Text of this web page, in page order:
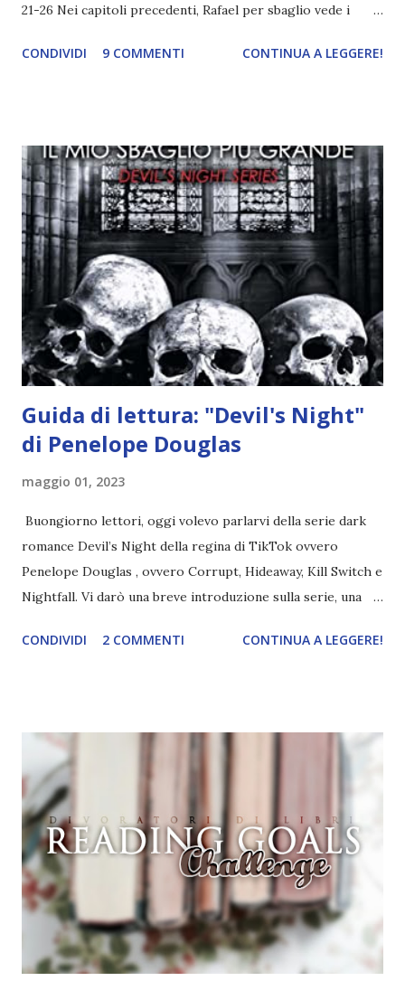
21-26 Nei capitoli precedenti, Rafael per sbaglio vede i
incontrano e Hesediel mostra loro come combattere i puri.
angelo puro, Elemiah. Ma, a differenza di cosa pensano,
l'angelo non ha intenzione di fare una strage, piuttosto è lì
per avvertili che Mikael non è più "l'angelo puro" che
credono e che potrebbe aver ucciso altri mezzi angeli, tipo
Rafael. A quelle parole, Haniel seguito da altri ibridi, si reca
nell'appartamento, senza risultati. Infine cercano nella
chiesetta. Lì trovano Rafael alle prese con gli angeli puri,
ma questa volta ...
CONDIVIDI 9 COMMENTI CONTINUA A LEGGERE!
Guida di lettura: "Devil's Night"
di Penelope Douglas
maggio 01, 2023
Buongiorno lettori, oggi volevo parlarvi della serie dark
romance Devil’s Night della regina di TikTok ovvero
Penelope Douglas , ovvero Corrupt, Hideaway, Kill Switch e
Nightfall. Vi darò una breve introduzione sulla serie, una
e anche un breve commento sui libri singoli. I libri sono in
grande (Devil's Night 1#) Autrice : Penelope Douglas
Pagine: 448 Editore: Newton Compton Editori
Pubblicazione: 10 Gennaio 2023 Traduttore: Laura Lancini
Trama: “Si chiama Michael Crist. È il fratello maggiore del
mio ragazzo ed è come quei film dell'orrore che guardi
coprendoti gli occhi. È bellissimo, forte, e assolutamente
terrificante. Non mi vede neppure. Ma io l'ho notato. L'ho
visto, l'ho sentito. Le cose che ha fatto, i misfatti ch...
CONDIVIDI 2 COMMENTI CONTINUA A LEGGERE!